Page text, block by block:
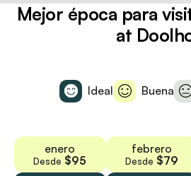
Mejor época para
at
Ideal Buena
enero
Desde $95
febrero
Desde $79